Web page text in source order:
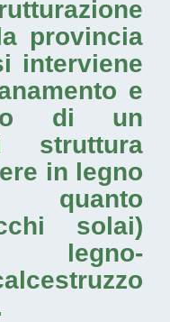
provincia
interviene
e
di un
in legno
quanto
solai)
legno-